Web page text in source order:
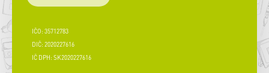
IČO: 35712783
DIČ: 2020227616
IČ DPH: SK2020227616